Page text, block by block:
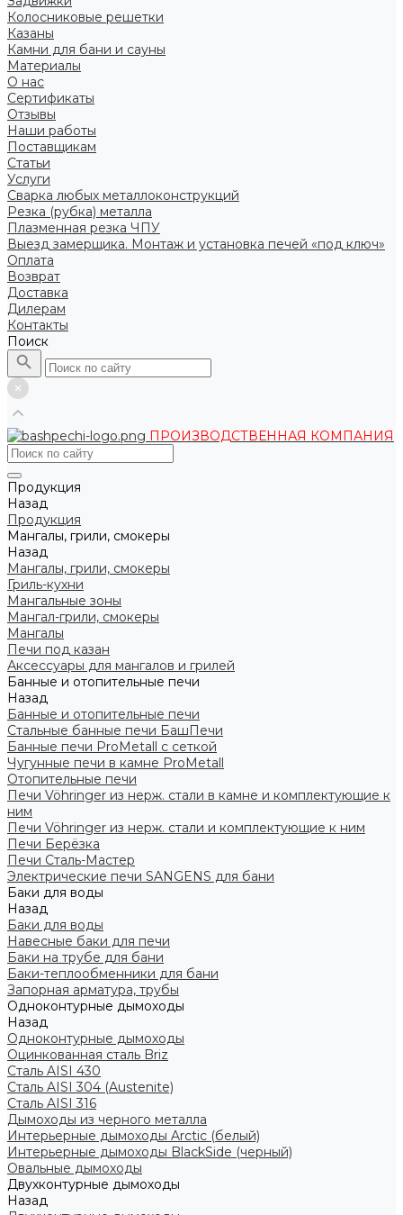
Колосниковые решетки
Казаны
Камни для бани и сауны
Материалы
О нас
Сертификаты
Отзывы
Наши работы
Поставщикам
Статьи
Услуги
Сварка любых металлоконструкций
Резка (рубка) металла
Плазменная резка ЧПУ
Выезд замерщика. Монтаж и установка печей «под ключ»
Оплата
Возврат
Доставка
Дилерам
Контакты
Поиск
ПРОИЗВОДСТВЕННАЯ КОМПАНИЯ
Продукция
Назад
Продукция
Мангалы, грили, смокеры
Назад
Мангалы, грили, смокеры
Гриль-кухни
Мангальные зоны
Мангал-грили, смокеры
Мангалы
Печи под казан
Аксессуары для мангалов и грилей
Банные и отопительные печи
Назад
Банные и отопительные печи
Стальные банные печи БашПечи
Банные печи ProMetall с сеткой
Чугунные печи в камне ProMetall
Отопительные печи
Печи Vöhringer из нерж. стали в камне и комплектующие к
ним
Печи Vöhringer из нерж. стали и комплектующие к ним
Печи Берёзка
Печи Сталь-Мастер
Электрические печи SANGENS для бани
Баки для воды
Назад
Баки для воды
Навесные баки для печи
Баки на трубе для бани
Баки-теплообменники для бани
Запорная арматура, трубы
Одноконтурные дымоходы
Назад
Одноконтурные дымоходы
Оцинкованная сталь Briz
Сталь AISI 430
Сталь AISI 304 (Austenite)
Сталь AISI 316
Дымоходы из черного металла
Интерьерные дымоходы Arctic (белый)
Интерьерные дымоходы BlackSide (черный)
Овальные дымоходы
Двухконтурные дымоходы
Назад